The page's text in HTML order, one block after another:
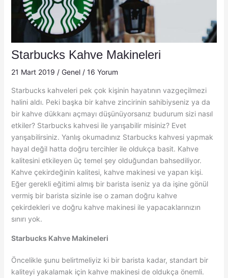
Starbucks Kahve Makineleri
21 Mart 2019 / Genel/ 16 Yorum
Starbucks kahveleri pek çok kişinin hayatının vazgeçilmezi
halini aldı. Peki başka bir kahve zincirinin sahibiyseniz ya da
bir kahve dükkanı açmayı düşünüyorsanız budurum sizi nasıl
etkiler? Starbucks kahvesi ile yarışabilir misiniz? Evet
yarışabilirsiniz. Yanlış okumadınız Starbucks kahvesi yapmak
hayal değil hatta doğru tercihler ile oldukça basit. Kahve
kalitesini etkileyen üç temel şey olduğundan bahsediliyor.
Kahve çekirdeğinin kalitesi, kahve makinesi ve yapan kişi.
Eğer gerekli eğitimi almış bir barista iseniz ya da işine gönül
vermiş bir barista sizinle ise o zaman doğru kahve
çekirdekleri ve doğru kahve makinesi ile yapacaklarınızın
sınırı yok.
Starbucks Kahve Makineleri
Öncelikle şunu belirtmeliyiz ki bir barista kadar, standart bir
kaliteyi yakalamak için kahve makinesi de oldukça önemli.